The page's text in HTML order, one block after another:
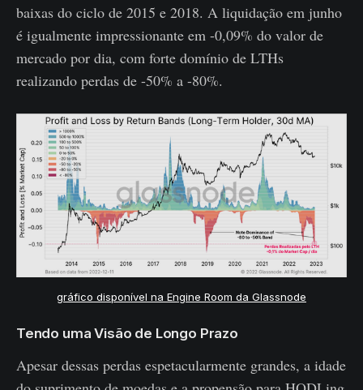
baixas do ciclo de 2015 e 2018. A liquidação em junho
é igualmente impressionante em -0,09% do valor de
mercado por dia, com forte domínio de LTHs
realizando perdas de -50% a -80%.
gráfico disponível na Engine Room da Glassnode
Tendo uma Visão de Longo Prazo
Apesar dessas perdas espetacularmente grandes, a idade